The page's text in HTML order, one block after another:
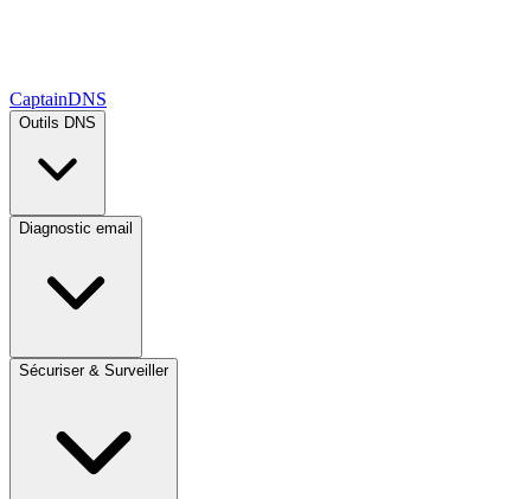
CaptainDNS
Outils DNS
Diagnostic email
Sécuriser & Surveiller